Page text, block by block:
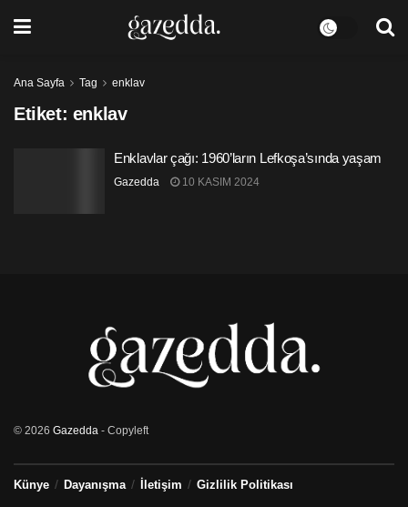
Ana Sayfa Tag enklav
Etiket: enklav
Enklavlar çağı: 1960’ların Lefkoşa’sında yaşam
Gazedda 10 KASIM 2024
© 2026 Gazedda - Copyleft
Künye Dayanışma İletişim Gizlilik Politikası